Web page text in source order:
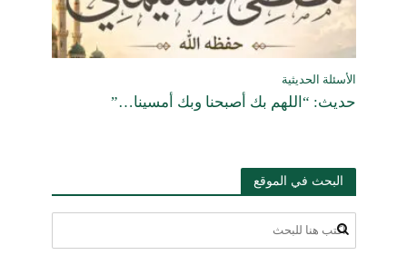
الأسئلة الحديثية
حديث: “اللهم بك أصبحنا وبك أمسينا…”
البحث في الموقع